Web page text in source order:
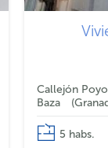
Callejón
Baza
5 habs.